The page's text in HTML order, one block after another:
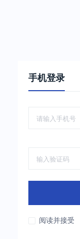
手机登录
阅读并接受